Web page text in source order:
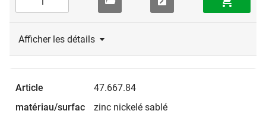
Afficher les détails
47.667.84
zinc nickelé sablé